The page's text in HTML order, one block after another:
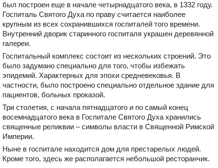
был построен еще в начале четырнадцатого века, в 1332 году.
Госпиталь Святого Духа по праву считается наиболее
крупным из всех сохранившихся госпиталей того времени.
Внутренний дворик старинного госпиталя украшен деревянной
галереи.
Госпитальный комплекс состоит из нескольких строений. Это
было задумано специально для того, чтобы избежать
эпидемий. Характерных для эпохи средневековья. В
частности, было построено специально отдельное здание для
пациентов, больных проказой.
Три столетия, с начала пятнадцатого и по самый конец
восемнадцатого века в Госпитале Святого Духа хранились
священные реликвии – символы власти в Священной Римской
Империи.
Ныне в госпитале находится дом для престарелых людей.
Кроме того, здесь же располагается небольшой ресторанчик.